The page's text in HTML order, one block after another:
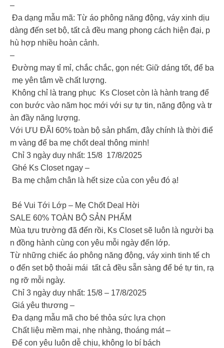
–
Đa dạng mẫu mã: Từ áo phông năng động, váy xinh dịu
dàng đến set bộ, tất cả đều mang phong cách hiện đại, p
hù hợp nhiều hoàn cảnh.
–
Đường may tỉ mỉ, chắc chắc, gọn nét: Giữ dáng tốt, để ba
mẹ yên tâm về chất lượng.
Không chỉ là trang phục Ks Closet còn là hành trang để
con bước vào năm học mới với sự tự tin, năng động và tr
àn đầy năng lượng.
Với ƯU ĐÃI 60% toàn bộ sản phẩm, đây chính là thời điể
m vàng để ba mẹ chốt deal thông minh!
Chỉ 3 ngày duy nhất: 15/8 17/8/2025
Ghé Ks Closet ngay –
Ba mẹ chậm chân là hết size của con yêu đó ạ!
Bé Vui Tới Lớp – Mẹ Chốt Deal Hời
️SALE 60% TOÀN BỘ SẢN PHẨM️
Mùa tựu trường đã đến rồi, Ks Closet sẽ luôn là người bạ
n đồng hành cùng con yêu mỗi ngày đến lớp.
Từ những chiếc áo phông năng động, váy xinh tinh tế ch
o đến set bộ thoải mái tất cả đều sẵn sàng để bé tự tin, rạ
ng rỡ mỗi ngày.
Chỉ 3 ngày duy nhất: 15/8 – 17/8/2025
Giá yêu thương –
Đa dạng mẫu mã cho bé thỏa sức lựa chọn
Chất liệu mềm mại, nhẹ nhàng, thoáng mát –
Để con yêu luôn dễ chịu, không lo bí bách